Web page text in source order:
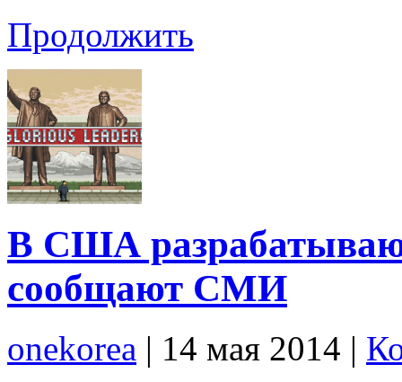
Продолжить
В США
сообщают СМИ
onekorea | 14 мая 2014 |